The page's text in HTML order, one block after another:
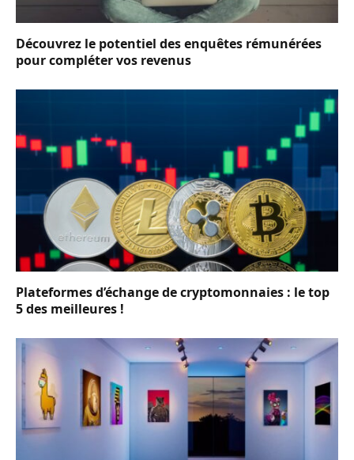
Découvrez le potentiel des enquêtes rémunérées
pour compléter vos revenus
Plateformes d’échange de cryptomonnaies : le top
5 des meilleures !